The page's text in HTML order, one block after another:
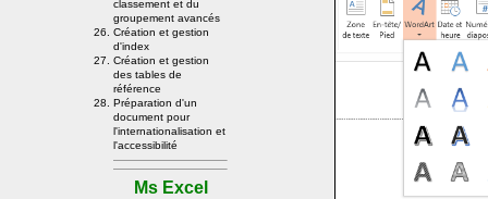
classement et du
groupement avancés
Création et gestion
d'index
Création et gestion
des tables de
référence
Préparation d'un
document pour
l'internationalisation et
l'accessibilité
Ms Excel